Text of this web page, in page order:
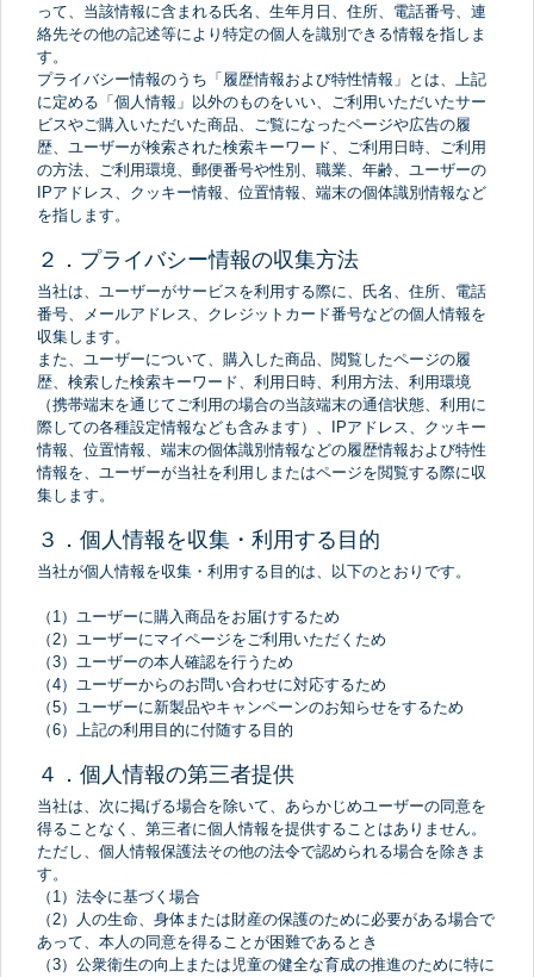
って、当該情報に含まれる氏名、生年月日、住所、電話番号、連
絡先その他の記述等により特定の個人を識別できる情報を指しま
す。
プライバシー情報のうち「履歴情報および特性情報」とは、上記
に定める「個人情報」以外のものをいい、ご利用いただいたサー
ビスやご購入いただいた商品、ご覧になったページや広告の履
歴、ユーザーが検索された検索キーワード、ご利用日時、ご利用
の方法、ご利用環境、郵便番号や性別、職業、年齢、ユーザーの
IPアドレス、クッキー情報、位置情報、端末の個体識別情報など
を指します。
２．プライバシー情報の収集方法
当社は、ユーザーがサービスを利用する際に、氏名、住所、電話
番号、メールアドレス、クレジットカード番号などの個人情報を
収集します。
また、ユーザーについて、購入した商品、閲覧したページの履
歴、検索した検索キーワード、利用日時、利用方法、利用環境
（携帯端末を通じてご利用の場合の当該端末の通信状態、利用に
際しての各種設定情報なども含みます）、IPアドレス、クッキー
情報、位置情報、端末の個体識別情報などの履歴情報および特性
情報を、ユーザーが当社を利用しまたはページを閲覧する際に収
集します。
３．個人情報を収集・利用する目的
当社が個人情報を収集・利用する目的は、以下のとおりです。
（1）ユーザーに購入商品をお届けするため
（2）ユーザーにマイページをご利用いただくため
（3）ユーザーの本人確認を行うため
（4）ユーザーからのお問い合わせに対応するため
（5）ユーザーに新製品やキャンペーンのお知らせをするため
（6）上記の利用目的に付随する目的
４．個人情報の第三者提供
当社は、次に掲げる場合を除いて、あらかじめユーザーの同意を
得ることなく、第三者に個人情報を提供することはありません。
ただし、個人情報保護法その他の法令で認められる場合を除きま
す。
（1）法令に基づく場合
（2）人の生命、身体または財産の保護のために必要がある場合で
あって、本人の同意を得ることが困難であるとき
（3）公衆衛生の向上または児童の健全な育成の推進のために特に